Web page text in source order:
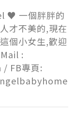
♥ 一個胖胖的
才不美的,現在
個小女生,歡迎
:
FB專頁: